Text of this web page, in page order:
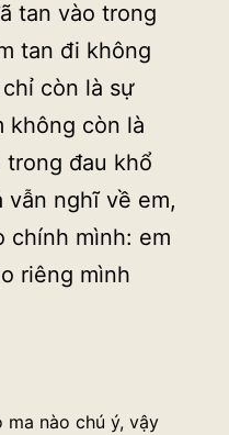
tan vào trong
tan đi không
còn là sự
không còn là
trong đau khổ
vẫn nghĩ về em,
chính mình: em
riêng mình
ma nào chú ý, vậy